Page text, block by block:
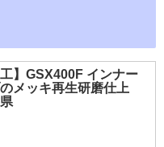
工】GSX400F インナー
メッキ再生研磨仕上